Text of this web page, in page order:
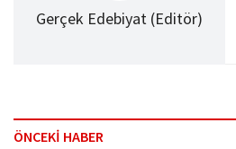
Gerçek Edebiyat (Editör)
ÖNCEKİ HABER